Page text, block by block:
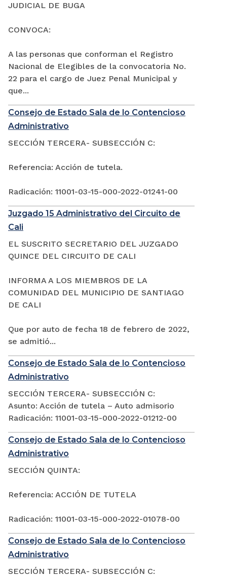
JUDICIAL DE BUGA
CONVOCA:
A las personas que conforman el Registro
Nacional de Elegibles de la convocatoria No.
22 para el cargo de Juez Penal Municipal y
que...
Consejo de Estado Sala de lo Contencioso
Administrativo
SECCIÓN TERCERA- SUBSECCIÓN C:
Referencia: Acción de tutela.
Radicación: 11001-03-15-000-2022-01241-00
Juzgado 15 Administrativo del Circuito de
Cali
EL SUSCRITO SECRETARIO DEL JUZGADO
QUINCE DEL CIRCUITO DE CALI
INFORMA A LOS MIEMBROS DE LA
COMUNIDAD DEL MUNICIPIO DE SANTIAGO
DE CALI
Que por auto de fecha 18 de febrero de 2022,
se admitió...
Consejo de Estado Sala de lo Contencioso
Administrativo
SECCIÓN TERCERA- SUBSECCIÓN C:
Asunto: Acción de tutela – Auto admisorio
Radicación: 11001-03-15-000-2022-01212-00
Consejo de Estado Sala de lo Contencioso
Administrativo
SECCIÓN QUINTA:
Referencia: ACCIÓN DE TUTELA
Radicación: 11001-03-15-000-2022-01078-00
Consejo de Estado Sala de lo Contencioso
Administrativo
SECCIÓN TERCERA- SUBSECCIÓN C: